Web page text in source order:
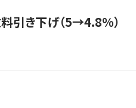
引き下げ（5→4.8%）